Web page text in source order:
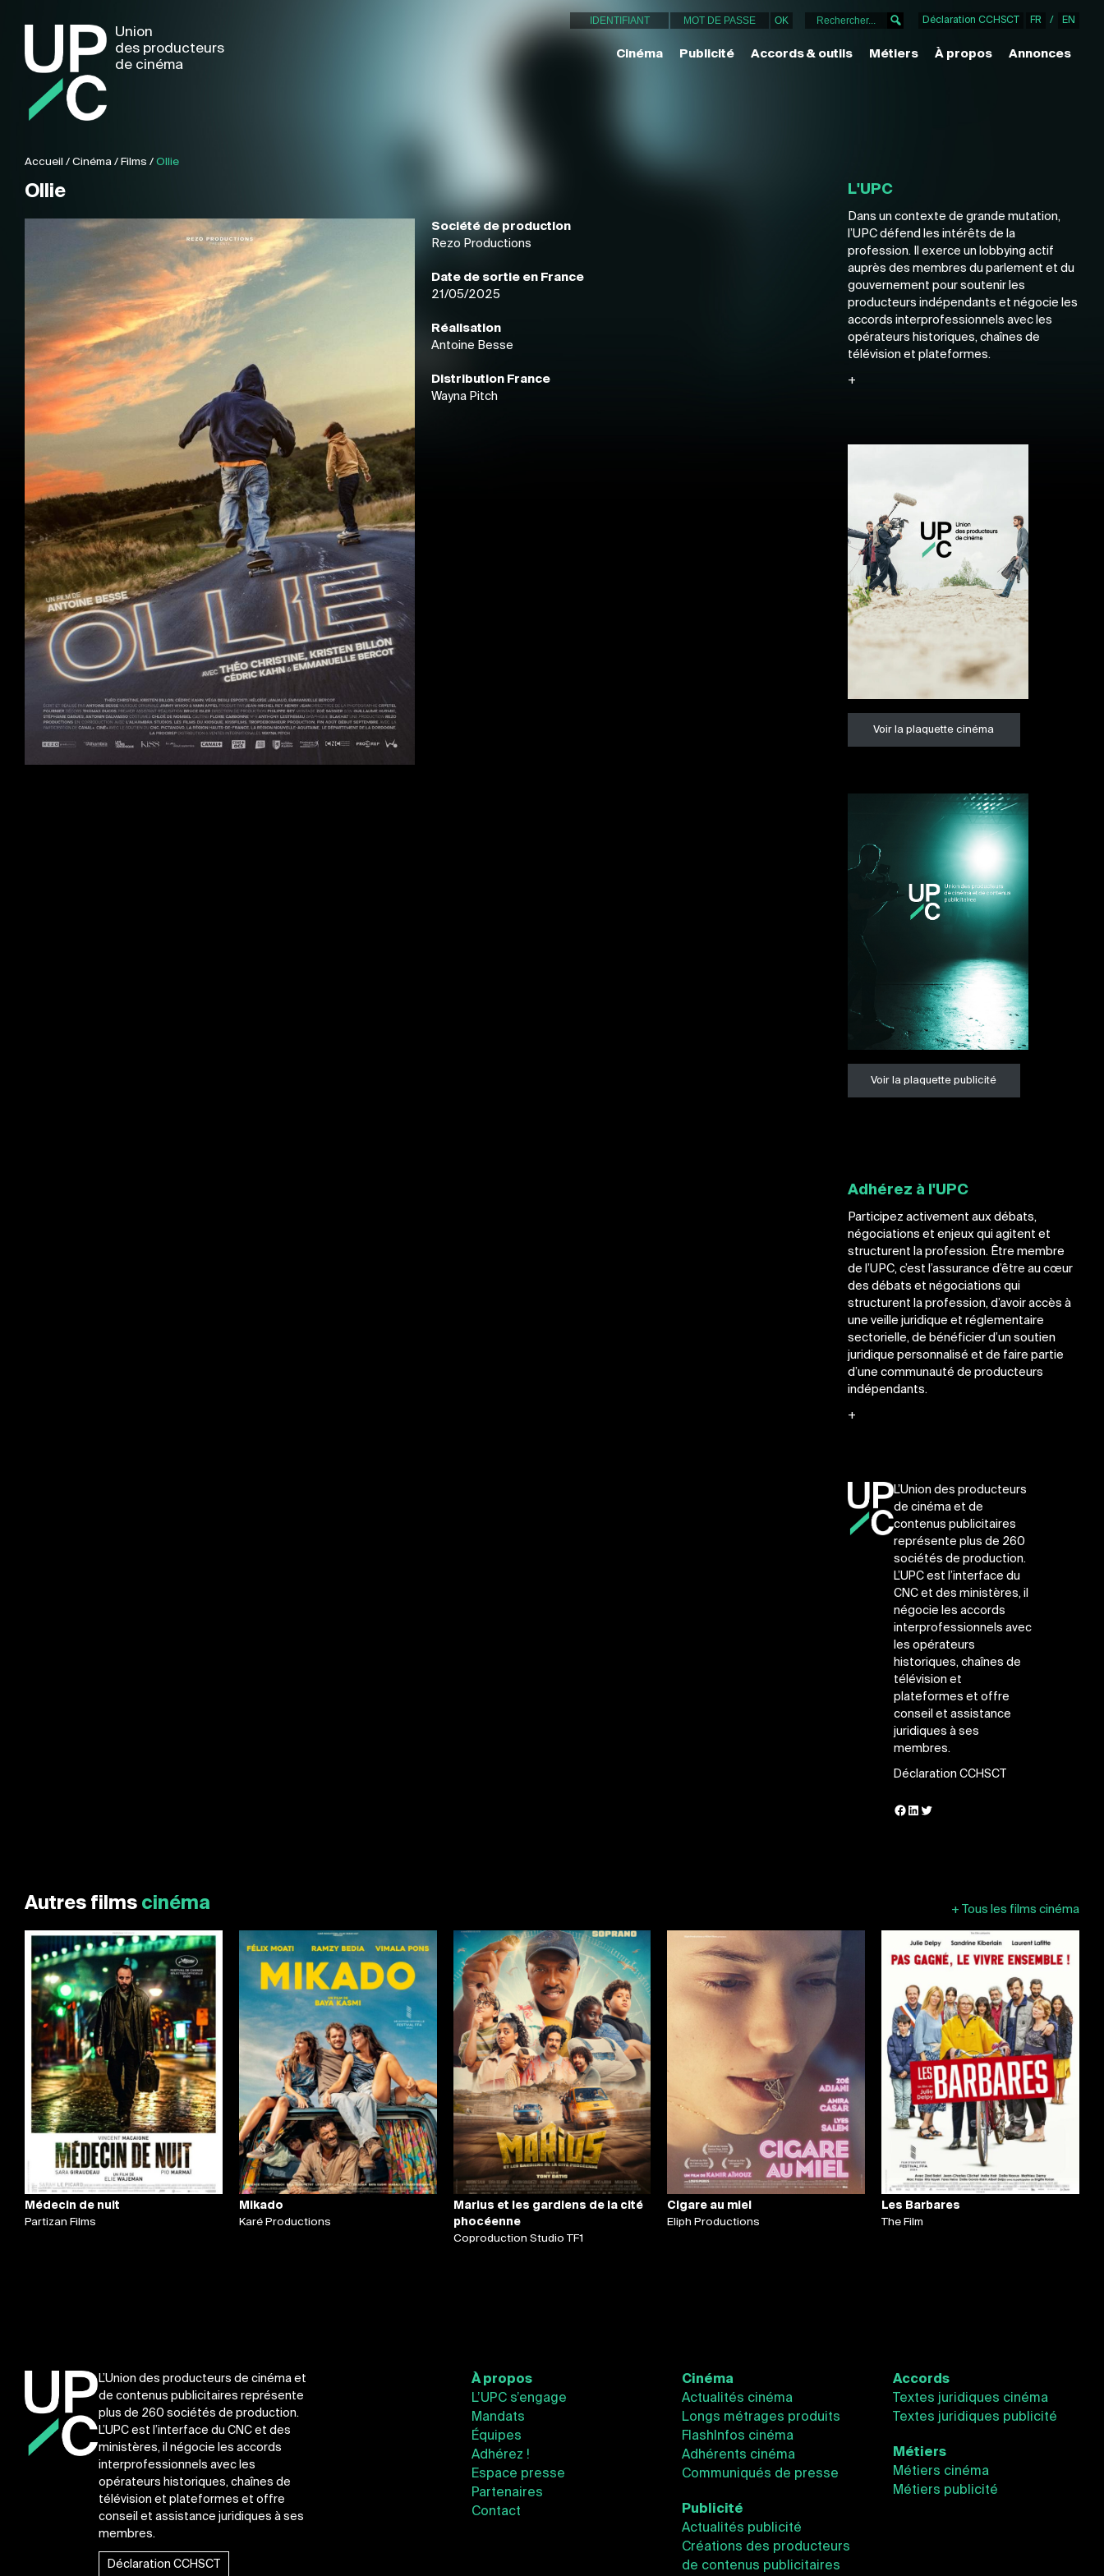
Union
des producteurs
de cinéma
Déclaration CCHSCT FR / EN
Cinéma Publicité Accords & outils Métiers À propos Annonces
Accueil / Cinéma / Films / Ollie
Ollie
Société de production
Rezo Productions
Date de sortie en France
21/05/2025
Réalisation
Antoine Besse
Distribution France
Wayna Pitch
L'UPC
Dans un contexte de grande mutation,
l’UPC défend les intérêts de la
profession. Il exerce un lobbying actif
auprès des membres du parlement et du
gouvernement pour soutenir les
producteurs indépendants et négocie les
accords interprofessionnels avec les
opérateurs historiques, chaînes de
télévision et plateformes.
+
Voir la plaquette cinéma
Voir la plaquette publicité
Adhérez à l'UPC
Participez activement aux débats,
négociations et enjeux qui agitent et
structurent la profession. Être membre
de l’UPC, c’est l’assurance d’être au cœur
des débats et négociations qui
structurent la profession, d’avoir accès à
une veille juridique et réglementaire
sectorielle, de bénéficier d’un soutien
juridique personnalisé et de faire partie
d’une communauté de producteurs
indépendants.
+
L’Union des producteurs
de cinéma et de
contenus publicitaires
représente plus de 260
sociétés de production.
L’UPC est l’interface du
CNC et des ministères, il
négocie les accords
interprofessionnels avec
les opérateurs
historiques, chaînes de
télévision et
plateformes et offre
conseil et assistance
juridiques à ses
membres.
Déclaration CCHSCT
Facebook
LinkedIn
Twitter
Autres films cinéma + Tous les films cinéma
Médecin de nuit
Partizan Films
Mikado
Karé Productions
Marius et les gardiens de la cité
phocéenne
Coproduction Studio TF1
Cigare au miel
Eliph Productions
Les Barbares
The Film
L’Union des producteurs de cinéma et
de contenus publicitaires représente
plus de 260 sociétés de production.
L’UPC est l’interface du CNC et des
ministères, il négocie les accords
interprofessionnels avec les
opérateurs historiques, chaînes de
télévision et plateformes et offre
conseil et assistance juridiques à ses
membres.
Déclaration CCHSCT
À propos
L’UPC s’engage
Mandats
Équipes
Adhérez !
Espace presse
Partenaires
Contact
Cinéma
Actualités cinéma
Longs métrages produits
FlashInfos cinéma
Adhérents cinéma
Communiqués de presse
Publicité
Actualités publicité
Créations des producteurs
de contenus publicitaires
Accords
Textes juridiques cinéma
Textes juridiques publicité
Métiers
Métiers cinéma
Métiers publicité